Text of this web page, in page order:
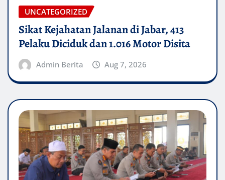
UNCATEGORIZED
Sikat Kejahatan Jalanan di Jabar, 413
Pelaku Diciduk dan 1.016 Motor Disita
Admin Berita Aug 7, 2026